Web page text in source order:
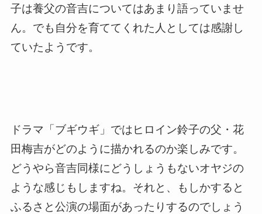
子は養父の音吉についてはあまり語っていませ
ん。でも自分を育ててくれた人としては感謝し
ていたようです。
ドラマ「ブギウギ」ではヒロイン鈴子の父・花
田梅吉がどのように描かれるのか楽しみです。
どうやら音吉同様にどうしょうもないオヤジの
ような感じもしますね。それと、もしかすると
ふるさと公演の場面があったりするのでしょう